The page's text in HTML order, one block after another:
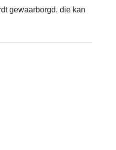
gewaarborgd, die kan